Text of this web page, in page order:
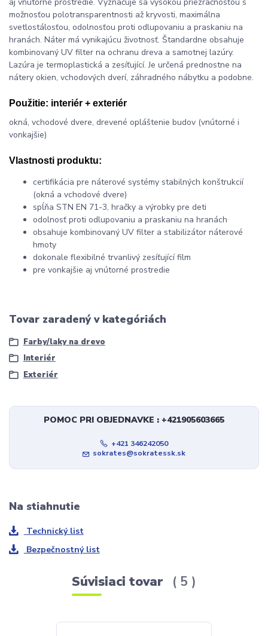
možnosťou polotransparentnosti až kryvosti, maximálna
svetlostálosťou, odolnosťou proti odlupovaniu a praskaniu na
hranách. Náter má vynikajúcu životnosť. Štandardne obsahuje
kombinovaný UV filter na ochranu dreva a samotnej lazúry.
Lazúra je termoplastická a zesíťující. Je určená prednostne na
nátery okien, vchodových dverí, záhradného nábytku a podobne.
Použitie: interiér + exteriér
okná, vchodové dvere, drevené opláštenie budov (vnútorné i
vonkajšie)
Vlastnosti produktu:
certifikácia pre náterové systémy stabilných konštrukcií
(okná a vchodové dvere)
spĺňa STN EN 71-3, hračky a výrobky pre deti
odolnosť proti odlupovaniu a praskaniu na hranách
obsahuje kombinovaný UV filter a stabilizátor náterové
hmoty
dokonale flexibilné trvanlivý zesíťující film
pre vonkajšie aj vnútorné prostredie
Tovar zaradený v kategóriách
Farby/laky na drevo
Interiér
Exteriér
POMOC PRI OBJEDNAVKE : +421905603665
+421 346242050
sokrates@sokratessk.sk
Na stiahnutie
Technický list
Bezpečnostný list
Súvisiaci tovar 5